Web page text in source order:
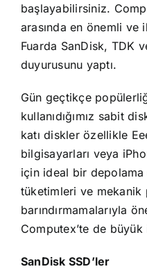
başlayabilirsiniz.
arasında en önemli ve
Fuarda SanDisk, TDK
duyurusunu yaptı.
Gün geçtikçe
kullanıdığımız sabit
katı diskler özellikle
bilgisayarları veya
için ideal bir depolama
tüketimleri ve mekanik
barındırmamalarıyla
Computex’te de
SanDisk SSD’ler